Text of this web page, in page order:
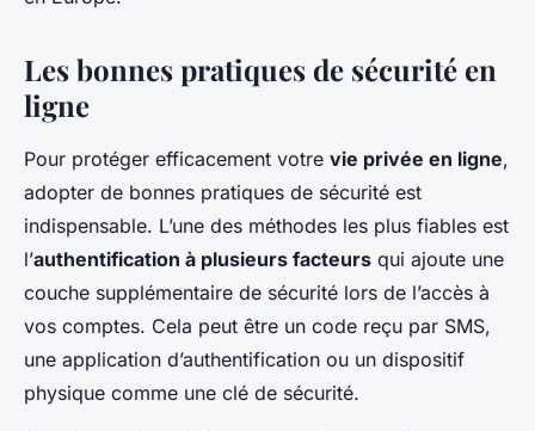
Les bonnes pratiques de sécurité en
ligne
Pour protéger efficacement votre vie privée en ligne,
adopter de bonnes pratiques de sécurité est
indispensable. L’une des méthodes les plus fiables est
l’authentification à plusieurs facteurs qui ajoute une
couche supplémentaire de sécurité lors de l’accès à
vos comptes. Cela peut être un code reçu par SMS,
une application d’authentification ou un dispositif
physique comme une clé de sécurité.